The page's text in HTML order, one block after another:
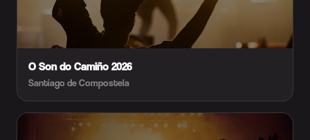
O Son do Camiño 2026
Santiago de Compostela